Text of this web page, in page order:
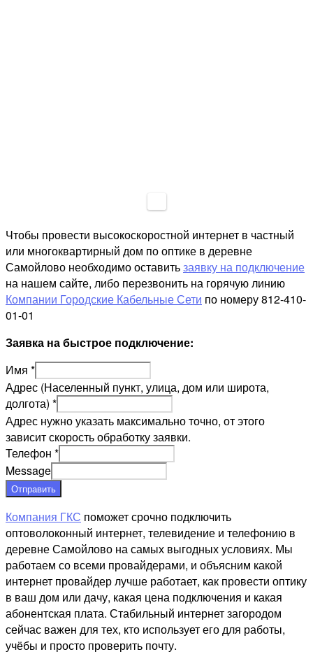
Чтобы провести высокоскоростной интернет в частный
или многоквартирный дом по оптике в деревне
Самойлово необходимо оставитьзаявку на подключение
на нашем сайте, либо перезвонить на горячую линию
Компании Городские Кабельные Сети по номеру 812-410-
01-01
Заявка на быстрое подключение:
Имя *
Адрес (Населенный пункт, улица, дом или широта,
долгота) *
Адрес нужно указать максимально точно, от этого
зависит скорость обработку заявки.
Телефон *
Message
Отправить
Компания ГКС поможет срочно подключить
оптоволоконный интернет, телевидение и телефонию в
деревне Самойлово на самых выгодных условиях. Мы
работаем со всеми провайдерами, и объясним какой
интернет провайдер лучше работает, как провести оптику
в ваш дом или дачу, какая цена подключения и какая
абонентская плата. Стабильный интернет загородом
сейчас важен для тех, кто использует его для работы,
учёбы и просто проверить почту.